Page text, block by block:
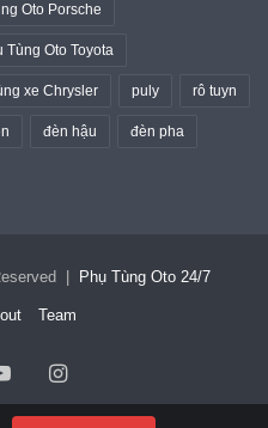
Oto Porsche
Tùng Oto Toyota
xe Chrysler puly rô tuyn
đèn hậu đèn pha
| Phụ Tùng Oto 24/7
Team
YouTubeInstagram